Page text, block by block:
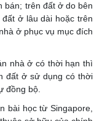
bán; trên đất ở do bên
ở lâu dài hoặc trên
ở phục vụ mục đích
nhà ở có thời hạn thì
đất ở sử dụng có thời
đồng bộ.
bài học từ Singapore,